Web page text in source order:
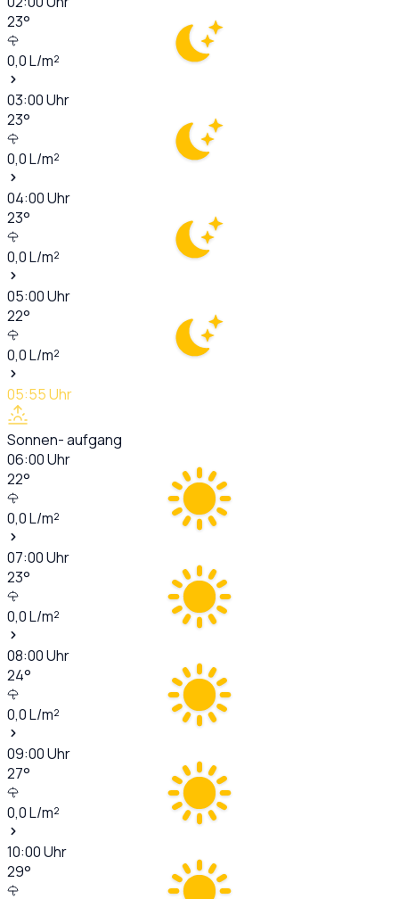
23°
0,0L/m²
03:00Uhr
23°
0,0L/m²
04:00Uhr
23°
0,0L/m²
05:00Uhr
22°
0,0L/m²
05:55Uhr
Sonnen- aufgang
06:00Uhr
22°
0,0L/m²
07:00Uhr
23°
0,0L/m²
08:00Uhr
24°
0,0L/m²
09:00Uhr
27°
0,0L/m²
10:00Uhr
29°